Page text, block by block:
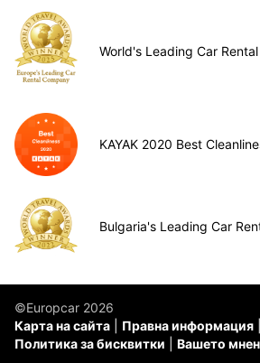
World's Leading Car
KAYAK 2020 Best
Bulgaria's Leading Car
©Europcar 2026
Карта на сайта
Правна информация
Политика за бисквитки
Вашето